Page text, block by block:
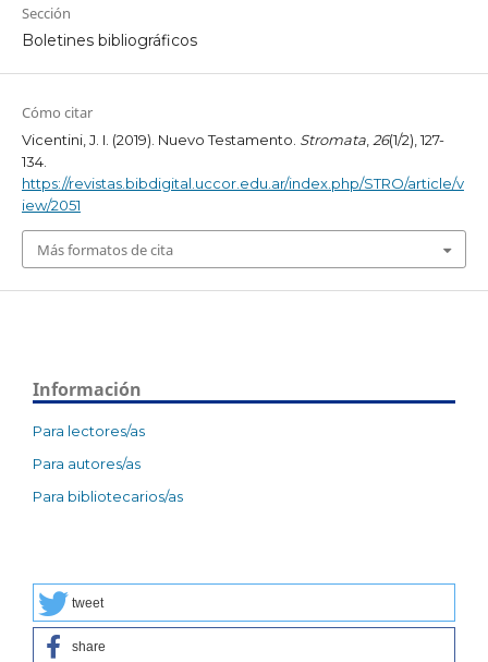
Sección
Boletines bibliográficos
Cómo citar
Vicentini, J. I. (2019). Nuevo Testamento. Stromata,26(1/2), 127-
134.
https://revistas.bibdigital.uccor.edu.ar/index.php/STRO/article/v
iew/2051
Más formatos de cita
Información
Para lectores/as
Para autores/as
Para bibliotecarios/as
tweet
share